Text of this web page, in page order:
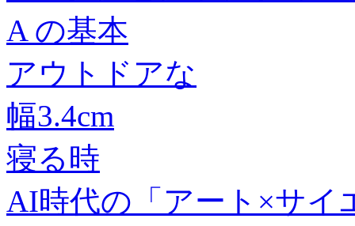
A の基本
アウトドアな
幅3.4cm
寝る時
AI時代の「アート×サイ